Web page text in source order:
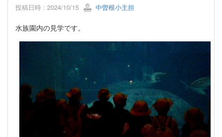
投稿日時 : 2024/10/15 中曽根小主担
水族園内の見学です。